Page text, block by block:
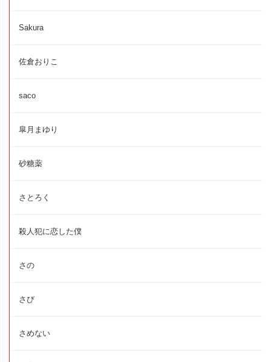
Sakura
佐倉おりこ
saco
皐月まゆり
砂糖薬
さとろく
殺人犯に恋した僕
さの
さび
さめない